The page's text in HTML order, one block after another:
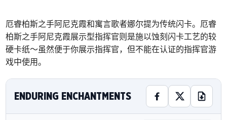
厄睿柏斯之手阿尼克霞和寓言歌者娜尔提为传统闪卡。厄睿
柏斯之手阿尼克霞展示型指挥官则是施以蚀刻闪卡工艺的较
硬卡纸～虽然便于你展示指挥官，但不能在认证的指挥官游
戏中使用。
ENDURING ENCHANTMENTS